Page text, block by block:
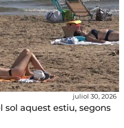
juliol 30, 2026
aquest estiu, segons